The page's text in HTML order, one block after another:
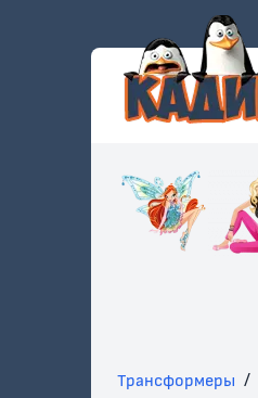
Трансформеры /